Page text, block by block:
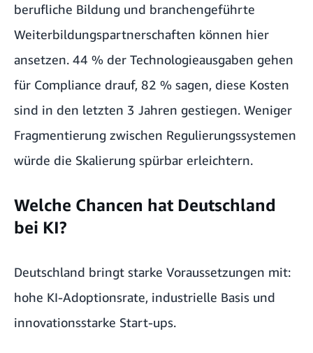
berufliche Bildung und branchengeführte
Weiterbildungspartnerschaften können hier
ansetzen. 44 % der Technologieausgaben gehen
für Compliance drauf, 82 % sagen, diese Kosten
sind in den letzten 3 Jahren gestiegen. Weniger
Fragmentierung zwischen Regulierungssystemen
würde die Skalierung spürbar erleichtern.
Welche Chancen hat Deutschland
bei KI?
Deutschland bringt starke Voraussetzungen mit:
hohe KI-Adoptionsrate, industrielle Basis und
innovationsstarke Start-ups.